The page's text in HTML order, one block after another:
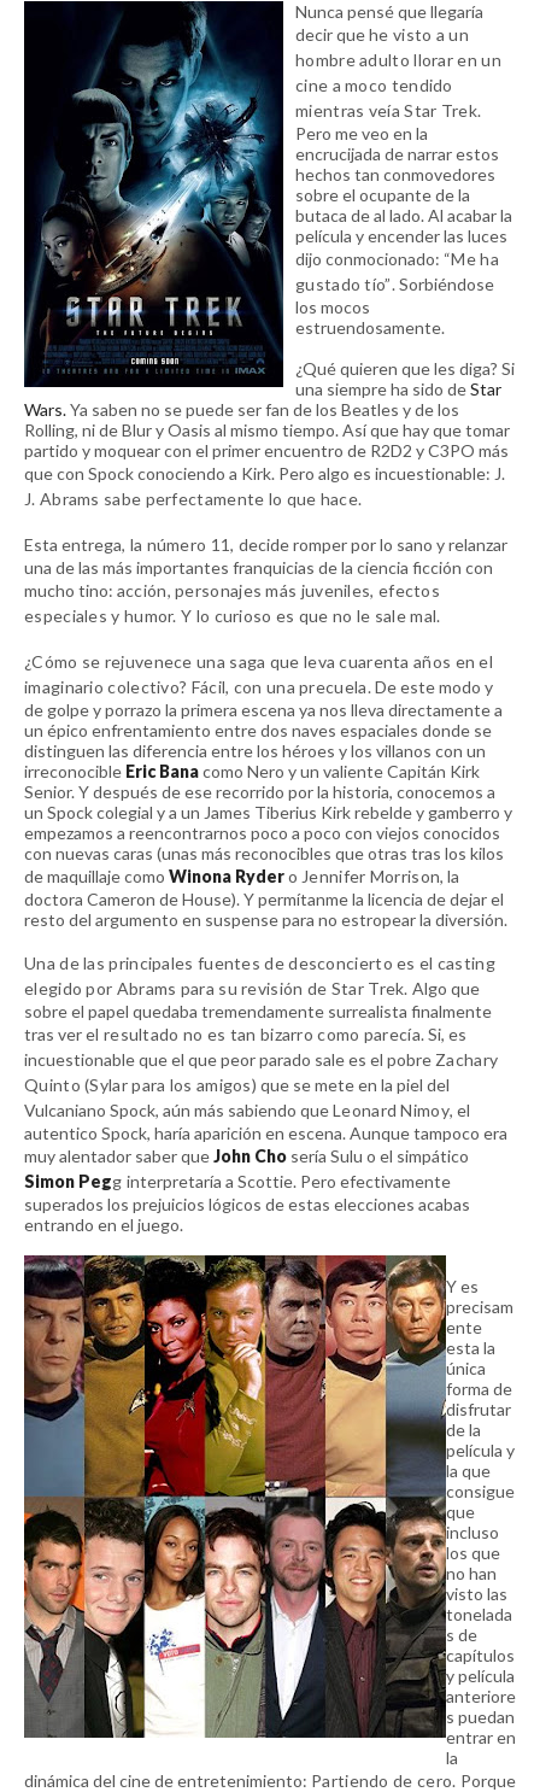
Nunca pensé que llegaría
decir quehe visto a un
hombre adulto llorar en un
cine a moco tendido
mientras veía Star Trek.
Pero me veo en la
encrucijada de narrar estos
hechos tan conmovedores
sobre el ocupante de la
butaca de al lado. Al acabar la
película y encender las luces
dijo conmocionado: “Me ha
gustado tío”. Sorbiéndose
los mocos
estruendosamente.
¿Qué quieren que les diga? Si
una siempre ha sido deStar
Wars.Ya saben no se puede ser fan de los Beatles y de los
Rolling, ni de Blur y Oasis al mismo tiempo. Así que hay que tomar
partido y moquear con el primer encuentro de R2D2 y C3PO más
que con Spock conociendo a Kirk. Pero algo es incuestionable: J.
J. Abrams sabe perfectamente lo que hace.
Esta entrega, la número 11, decide romper por lo sano y relanzar
una de las más importantes franquicias de la ciencia ficción con
mucho tino: acción, personajes más juveniles, efectos
especiales y humor. Y lo curioso es que no le sale mal.
¿Cómo se rejuvenece una saga que leva cuarenta años en el
imaginario colectivo? Fácil, con una precuela.De este modo y
de golpe y porrazo la primera escena ya nos lleva directamente a
un épico enfrentamiento entre dos naves espaciales donde se
distinguen las diferencia entre los héroes y los villanos con un
irreconocible Eric Banacomo Nero y un valiente Capitán Kirk
Senior. Y después de ese recorrido por la historia, conocemos a
un Spock colegial y a un James Tiberius Kirk rebelde y gamberro y
empezamos a reencontrarnos poco a poco con viejos conocidos
con nuevas caras (unas más reconocibles que otras tras los kilos
de maquillaje como Winona Rydero Jennifer Morrison, la
doctora Cameron de House). Y permítanme la licencia de dejar el
resto del argumento en suspense para no estropear la diversión.
Una de las principales fuentes de desconcierto es el casting
elegido por Abrams para su revisión de Star Trek. Algo que
sobre el papel quedaba tremendamente surrealista finalmente
tras verel resultado no es tan bizarro como parecía.Si, es
incuestionable que el que peor parado sale es el pobre Zachary
Quinto (Sylar para los amigos)que se mete en la piel del
Vulcaniano Spock, aún más sabiendo queLeonard Nimoy, el
autentico Spock, haría aparición en escena. Aunque tampoco era
muy alentador saber queJohn Cho sería Sulu o el simpático
Simon Pegg interpretaría a Scottie. Pero efectivamente
superados los prejuicios lógicos de estas elecciones acabas
entrando en el juego.
Y es
precisam
ente
esta la
única
forma de
disfrutar
de la
película y
la que
consigue
que
incluso
los que
no han
visto las
tonelada
s de
capítulos
y película
anteriore
s puedan
entrar en
la
dinámica del cine de entretenimiento: Partiendo de cero. Porque